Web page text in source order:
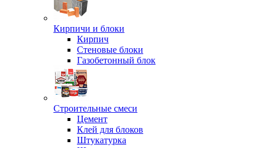
Кирпичи и блоки
Кирпич
Стеновые блоки
Газобетонный блок
Строительные смеси
Цемент
Клей для блоков
Штукатурка